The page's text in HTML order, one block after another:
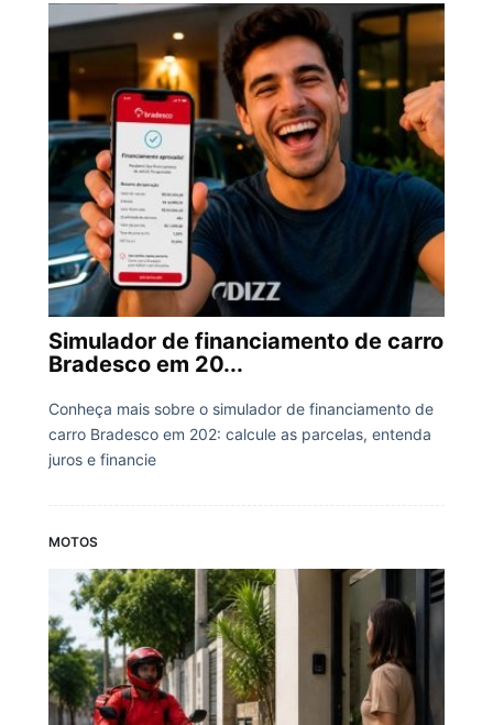
Simulador de financiamento de carro
Bradesco em 20...
Conheça mais sobre o simulador de financiamento de
carro Bradesco em 202: calcule as parcelas, entenda
juros e financie
MOTOS